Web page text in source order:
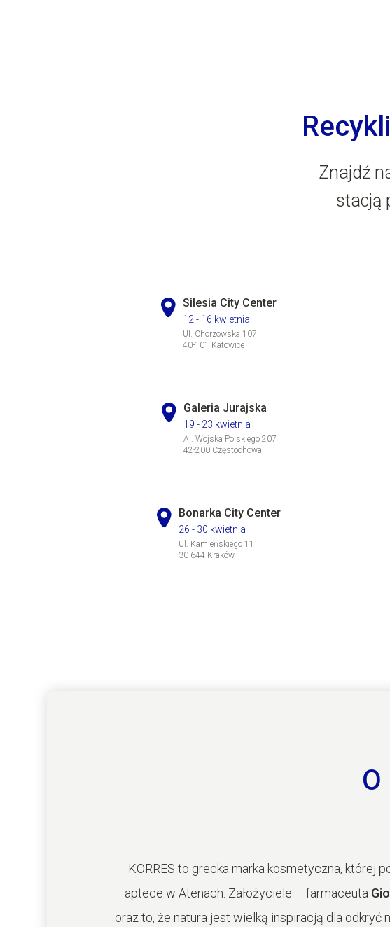
Znajdź
stacją
Silesia City Center
12 - 16 kwietnia
Ul. Chorzowska 107
40-101 Katowice
Galeria Jurajska
19 - 23 kwietnia
Al. Wojska Polskiego 207
42-200 Częstochowa
Bonarka City Center
26 - 30 kwietnia
Ul. Kamieńskiego 11
30-644 Kraków
O
KORRES to grecka marka kosmetyczna, której
aptece w Atenach. Założyciele – farmaceuta
oraz to, że natura jest wielką inspiracją dla